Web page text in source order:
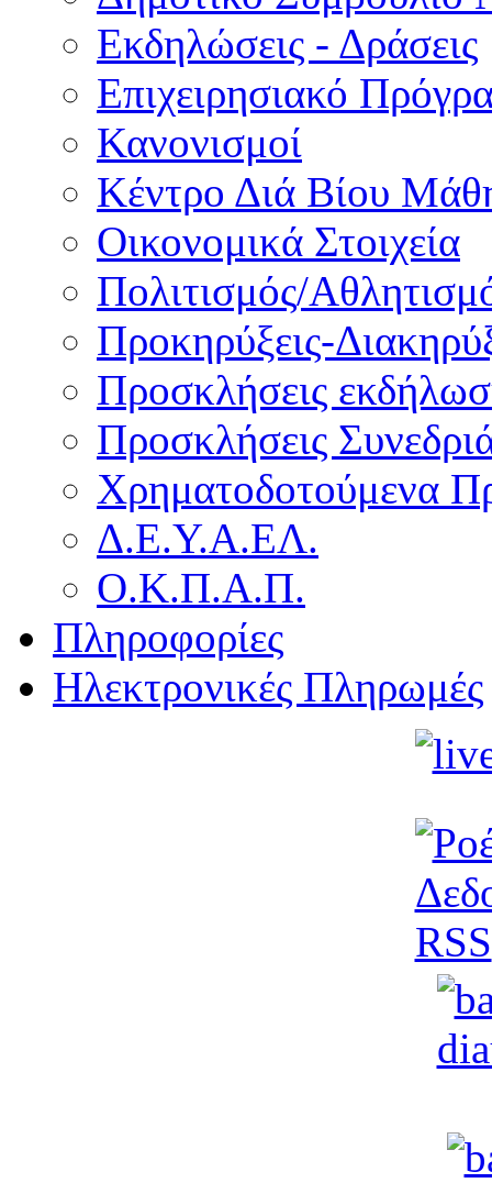
Εκδηλώσεις - Δράσεις
Επιχειρησιακό
Κανονισμοί
Κέντρο Διά Βίου
Οικονομικά Στοιχεία
Πολιτισμός/
Προκηρύξεις-
Προσκλήσεις
Προσκλήσεις
Χρηματοδοτούμενα
Δ.Ε.Υ.Α.ΕΛ.
Ο.Κ.Π.Α.Π.
Πληροφορίες
Ηλεκτρονικές Πληρωμές